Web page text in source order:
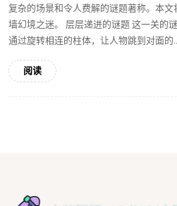
复杂的场景和令人费解的谜题著称。本
墙幻境之迷。 层层递进的谜题 这一关的
通过旋转相连的柱体，让人物跳到对面的
阅读